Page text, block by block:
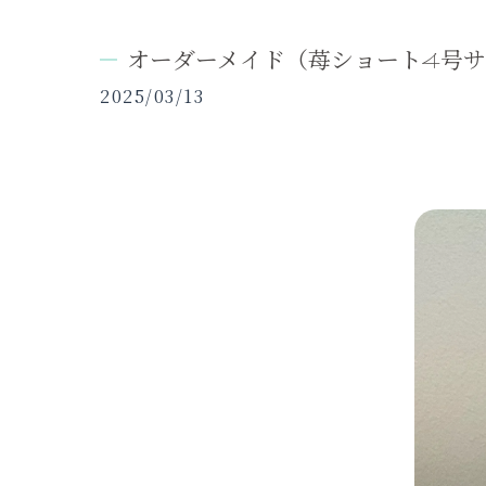
オーダーメイド（苺ショート4号
2025/03/13